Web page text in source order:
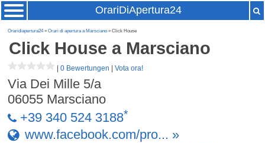
OrariDiApertura24
Oraridiapertura24»Orari di apertura a Marsciano » Click House
Click House a Marsciano
|0 Bewertungen |Vota ora!
Via Dei Mille 5/a
06055 Marsciano
+39 340 524 3188*
www.facebook.com/pro... »